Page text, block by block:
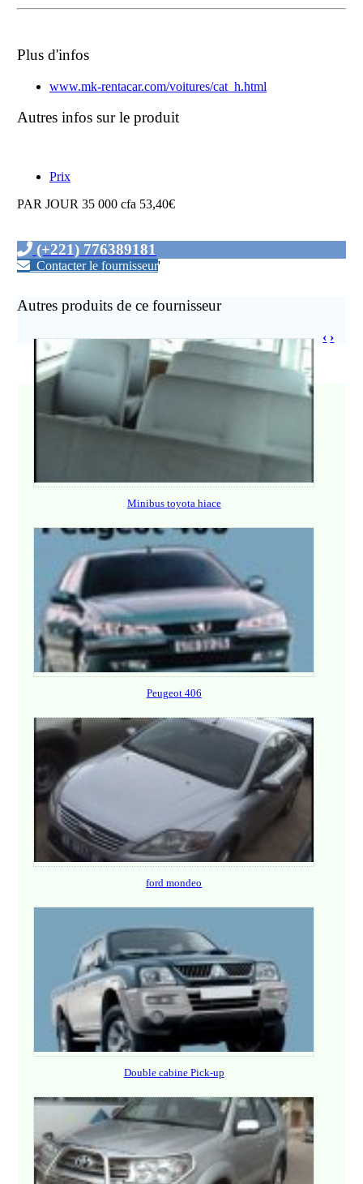
Plus d'infos
www.mk-rentacar.com/voitures/cat_h.html
Autres infos sur le produit
Prix
PAR JOUR 35 000 cfa 53,40€
(+221) 776389181
Contacter le fournisseur'
Autres produits de ce fournisseur
Minibus toyota hiace
Peugeot 406
ford mondeo
Double cabine Pick-up
‹ ›